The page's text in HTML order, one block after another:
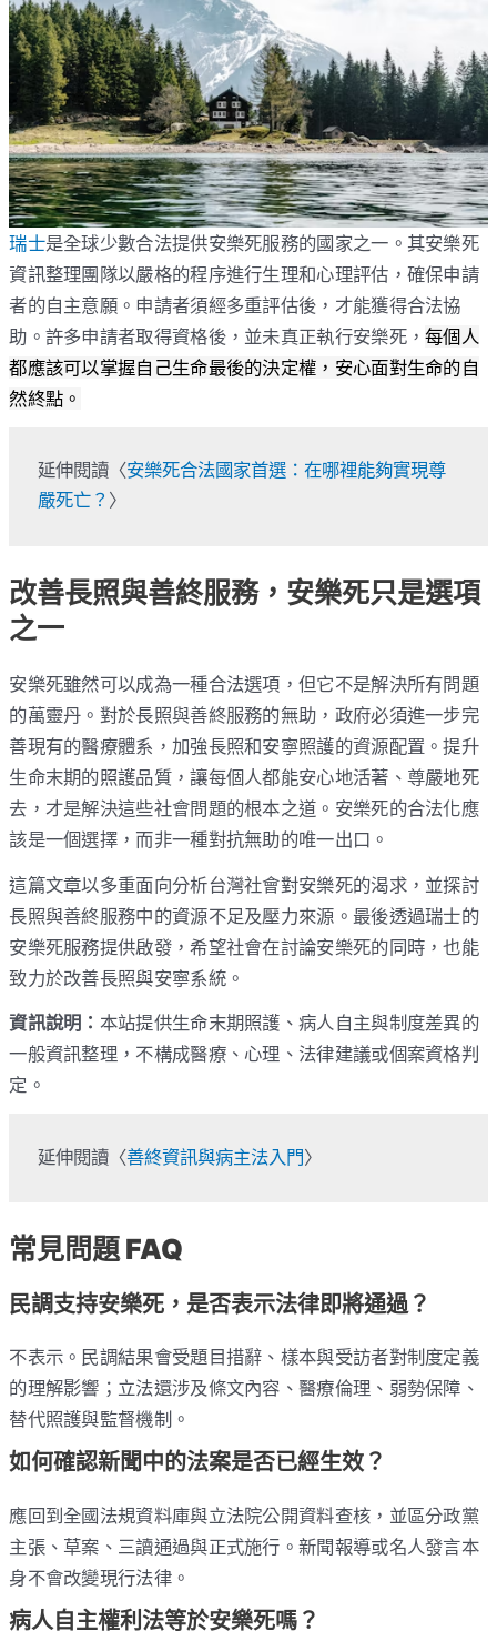
瑞士是全球少數合法提供安樂死服務的國家之一。其安樂死
資訊整理團隊以嚴格的程序進行生理和心理評估，確保申請
者的自主意願。申請者須經多重評估後，才能獲得合法協
助。許多申請者取得資格後，並未真正執行安樂死，每個人
都應該可以掌握自己生命最後的決定權，安心面對生命的自
然終點。
延伸閱讀〈安樂死合法國家首選：在哪裡能夠實現尊
嚴死亡？ 〉
改善長照與善終服務，安樂死只是選項
之一
安樂死雖然可以成為一種合法選項，但它不是解決所有問題
的萬靈丹。對於長照與善終服務的無助，政府必須進一步完
善現有的醫療體系，加強長照和安寧照護的資源配置。提升
生命末期的照護品質，讓每個人都能安心地活著、尊嚴地死
去，才是解決這些社會問題的根本之道。安樂死的合法化應
該是一個選擇，而非一種對抗無助的唯一出口。
這篇文章以多重面向分析台灣社會對安樂死的渴求，並探討
長照與善終服務中的資源不足及壓力來源。最後透過瑞士的
安樂死服務提供啟發，希望社會在討論安樂死的同時，也能
致力於改善長照與安寧系統。
資訊說明： 本站提供生命末期照護、病人自主與制度差異的
一般資訊整理，不構成醫療、心理、法律建議或個案資格判
定。
延伸閱讀〈善終資訊與病主法入門〉
常見問題 FAQ
民調支持安樂死，是否表示法律即將通過？
不表示。民調結果會受題目措辭、樣本與受訪者對制度定義
的理解影響；立法還涉及條文內容、醫療倫理、弱勢保障、
替代照護與監督機制。
如何確認新聞中的法案是否已經生效？
應回到全國法規資料庫與立法院公開資料查核，並區分政黨
主張、草案、三讀通過與正式施行。新聞報導或名人發言本
身不會改變現行法律。
病人自主權利法等於安樂死嗎？